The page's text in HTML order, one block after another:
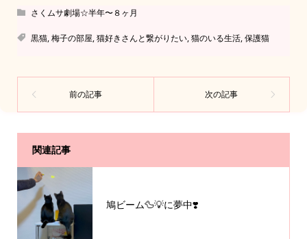
さくムサ劇場☆半年〜８ヶ月
黒猫,梅子の部屋,猫好きさんと繋がりたい,猫のいる生活,保護猫
関連記事
鳩ビーム🦆💡に夢中❣️